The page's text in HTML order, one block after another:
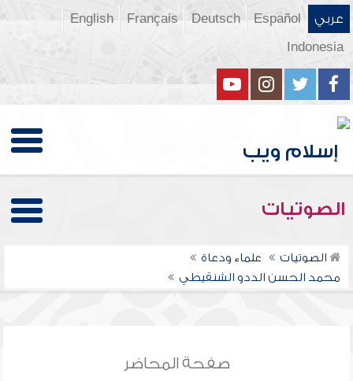
عربي Español
Deutsch
Français
English
Indonesia
الصوتيات
الصوتيات
علماء ودعاة
محمد الحسن الددو الشنقيطي
صفحة المحاضر